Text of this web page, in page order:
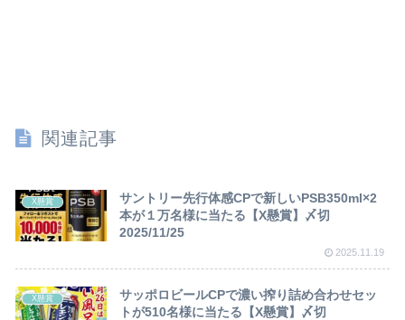
関連記事
X懸賞
サントリー先行体感CPで新しいPSB350ml×2
本が１万名様に当たる【X懸賞】〆切
2025/11/25
2025.11.19
X懸賞
サッポロビールCPで濃い搾り詰め合わせセッ
トが510名様に当たる【X懸賞】〆切